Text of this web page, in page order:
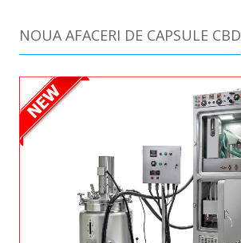
NOUA AFACERI DE CAPSULE CBD